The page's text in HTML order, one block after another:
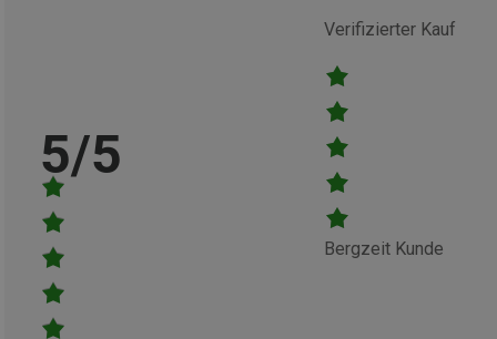
5/5
Bergzeit Kunde
Verifizierter Kauf